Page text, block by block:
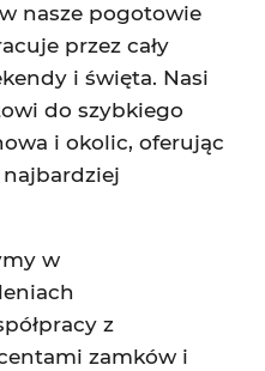
nasze pogotowie
przez cały
i święta. Nasi
do szybkiego
i okolic, oferując
w
z
zamków i